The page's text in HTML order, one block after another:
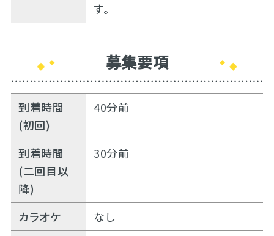
す。
募集要項
到着時間
(初回)
40分前
到着時間
(二回目以
降)
30分前
カラオケ
なし